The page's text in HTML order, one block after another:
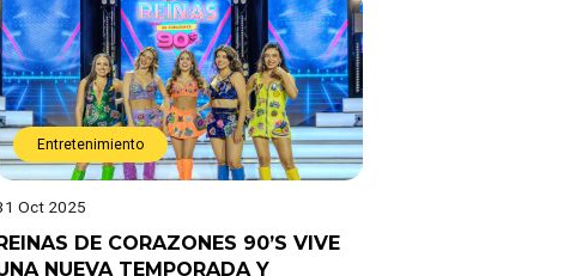
Entretenimiento
Oct 2025
DE CORAZONES 90’S VIVE
NUEVA TEMPORADA Y